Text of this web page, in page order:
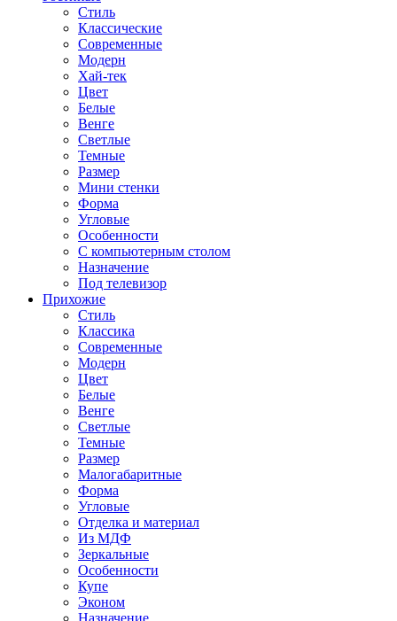
Стиль
Классические
Современные
Модерн
Хай-тек
Цвет
Белые
Венге
Светлые
Темные
Размер
Мини стенки
Форма
Угловые
Особенности
С компьютерным столом
Назначение
Под телевизор
Прихожие
Стиль
Классика
Современные
Модерн
Цвет
Белые
Венге
Светлые
Темные
Размер
Малогабаритные
Форма
Угловые
Отделка и материал
Из МДФ
Зеркальные
Особенности
Купе
Эконом
Назначение